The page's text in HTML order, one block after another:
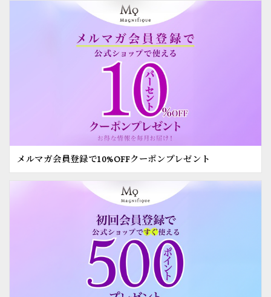
メルマガ会員登録で10%OFFクーポンプレゼント